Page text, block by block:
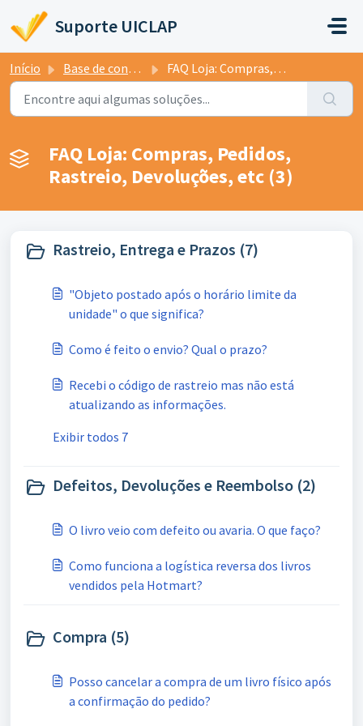
Ir para o conteúdo principal
Suporte UICLAP
Início Base de conhecimento FAQ Loja: Compras, Pedidos, Rastreio, Devoluções, etc
FAQ Loja: Compras, Pedidos,
Rastreio, Devoluções, etc (3)
Rastreio, Entrega e Prazos (7)
"Objeto postado após o horário limite da
unidade" o que significa?
Como é feito o envio? Qual o prazo?
Recebi o código de rastreio mas não está
atualizando as informações.
Exibir todos 7
Defeitos, Devoluções e Reembolso (2)
O livro veio com defeito ou avaria. O que faço?
Como funciona a logística reversa dos livros
vendidos pela Hotmart?
Compra (5)
Posso cancelar a compra de um livro físico após
a confirmação do pedido?